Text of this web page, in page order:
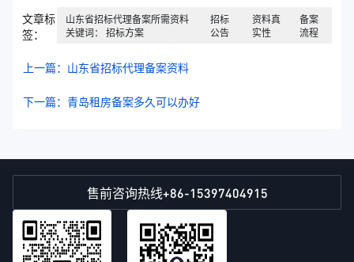
文章标
签：
山东省招标代理备案所需资料
关键词： 招标方案
招标
公告
资料真
实性
备案
流程
上一篇：山东省招标代理备案资料
下一篇：青岛租房备案多久可以办好
售前咨询热线+86-15397404915